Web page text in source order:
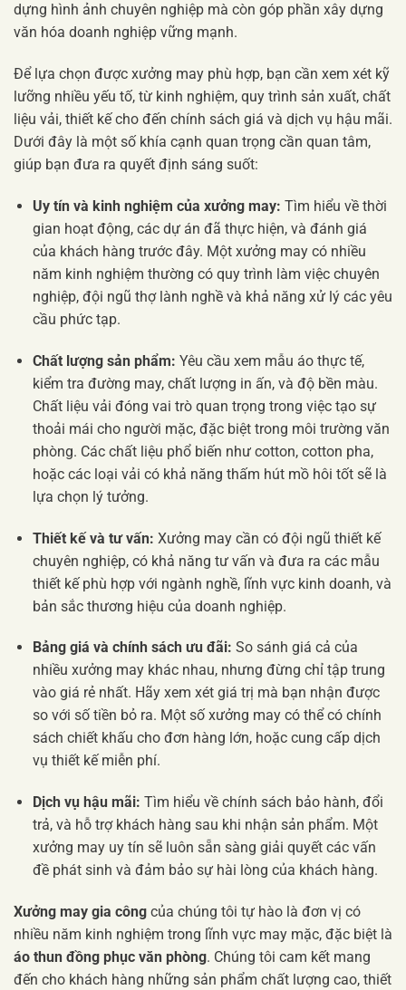
dựng hình ảnh chuyên nghiệp mà còn góp phần xây dựng
văn hóa doanh nghiệp vững mạnh.
Để lựa chọn được xưởng may phù hợp, bạn cần xem xét kỹ
lưỡng nhiều yếu tố, từ kinh nghiệm, quy trình sản xuất, chất
liệu vải, thiết kế cho đến chính sách giá và dịch vụ hậu mãi.
Dưới đây là một số khía cạnh quan trọng cần quan tâm,
giúp bạn đưa ra quyết định sáng suốt:
Uy tín và kinh nghiệm của xưởng may: Tìm hiểu về thời
gian hoạt động, các dự án đã thực hiện, và đánh giá
của khách hàng trước đây. Một xưởng may có nhiều
năm kinh nghiệm thường có quy trình làm việc chuyên
nghiệp, đội ngũ thợ lành nghề và khả năng xử lý các yêu
cầu phức tạp.
Chất lượng sản phẩm: Yêu cầu xem mẫu áo thực tế,
kiểm tra đường may, chất lượng in ấn, và độ bền màu.
Chất liệu vải đóng vai trò quan trọng trong việc tạo sự
thoải mái cho người mặc, đặc biệt trong môi trường văn
phòng. Các chất liệu phổ biến như cotton, cotton pha,
hoặc các loại vải có khả năng thấm hút mồ hôi tốt sẽ là
lựa chọn lý tưởng.
Thiết kế và tư vấn: Xưởng may cần có đội ngũ thiết kế
chuyên nghiệp, có khả năng tư vấn và đưa ra các mẫu
thiết kế phù hợp với ngành nghề, lĩnh vực kinh doanh, và
bản sắc thương hiệu của doanh nghiệp.
Bảng giá và chính sách ưu đãi: So sánh giá cả của
nhiều xưởng may khác nhau, nhưng đừng chỉ tập trung
vào giá rẻ nhất. Hãy xem xét giá trị mà bạn nhận được
so với số tiền bỏ ra. Một số xưởng may có thể có chính
sách chiết khấu cho đơn hàng lớn, hoặc cung cấp dịch
vụ thiết kế miễn phí.
Dịch vụ hậu mãi: Tìm hiểu về chính sách bảo hành, đổi
trả, và hỗ trợ khách hàng sau khi nhận sản phẩm. Một
xưởng may uy tín sẽ luôn sẵn sàng giải quyết các vấn
đề phát sinh và đảm bảo sự hài lòng của khách hàng.
Xưởng may gia công của chúng tôi tự hào là đơn vị có
nhiều năm kinh nghiệm trong lĩnh vực may mặc, đặc biệt là
áo thun đồng phục văn phòng. Chúng tôi cam kết mang
đến cho khách hàng những sản phẩm chất lượng cao, thiết